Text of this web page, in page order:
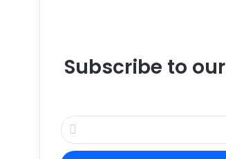
Subscribe to
Enter
your
Email